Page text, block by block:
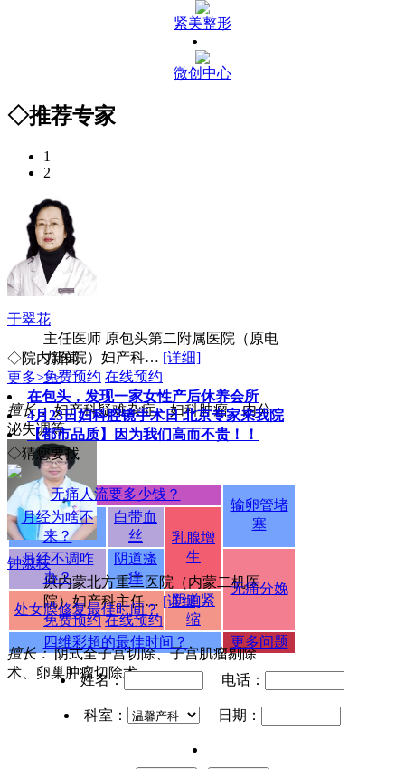
紧美整形
微创中心
◇推荐专家
1
2
于翠花
主任医师 原包头第二附属医院（原电
力医院）妇产科… [详细]
免费预约 在线预约
擅长：妇产科疑难杂症、妇科肿瘤、内分
泌失调等
钟淑枝
原内蒙北方重工医院（内蒙二机医
院）妇产科主任… [详细]
免费预约 在线预约
擅长：阴式全子宫切除、子宫肌瘤剔除
术、卵巢肿瘤切除术。
◇院内新闻
更多>>>
在包头，发现一家女性产后休养会所
4月23日妇科腔镜手术日 北京专家来我院
【都市品质】因为我们高而不贵！！
◇猜您要找
无痛人流要多少钱？
输卵管堵
塞
月经为啥不
来？
白带血
丝
乳腺增
生
月经不调咋
办？
阴道瘙
痒
无痛分娩
处女膜修复最佳时间？
阴道紧
缩
四维彩超的最佳时间？
更多问题
姓名： 电话：
科室： 日期：